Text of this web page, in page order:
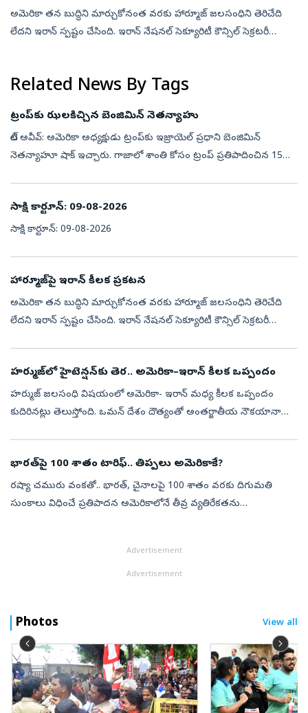
అమెరికా తన బుద్ధిని మార్చుకోనంత వరకు హార్మూజ్‌ జలసంధిని తెరిచేది
లేదని ఇరాన్‌ స్పష్టం చేసింది. ఇరాన్‌ నేషనల్‌ సెక్యూరిటీ కౌన్సిల్‌ సెక్రటరీ
Related News By Tags
ట్రంప్‌కు ఝలకిచ్చిన బెంజిమిన్‌ నెతన్యాహు
టెల్‌ అవీవ్‌: అమెరికా అధ్యక్షుడు ట్రంప్‌కు ఇజ్రాయెల్‌ ప్రధాని బెంజిమిన్‌
నెతన్యాహూ షాక్ ఇచ్చారు. గాజాలో శాంతి కోసం ట్రంప్ ప్రతిపాదించిన 15
సాక్షి కార్టూన్‌: 09-08-2026
సాక్షి కార్టూన్‌: 09-08-2026
హార్మూజ్‌పై ఇరాన్‌ కీలక ప్రకటన
అమెరికా తన బుద్ధిని మార్చుకోనంత వరకు హార్మూజ్‌ జలసంధిని తెరిచేది
లేదని ఇరాన్‌ స్పష్టం చేసింది. ఇరాన్‌ నేషనల్‌ సెక్యూరిటీ కౌన్సిల్‌ సెక్రటరీ
హర్ముజ్‌లో హైటెన్షన్‌కు తెర.. అమెరికా–ఇరాన్ కీలక ఒప్పందం
హర్ముజ్‌ జలసంధి విషయంలో అమెరికా- ఇరాన్ మధ్య కీలక ఒప్పందం
కుదిరినట్లు తెలుస్తోంది. ఒమన్‌ దేశం దౌత్యంతో అంతర్జాతీయ నౌకయానాన్ని
భారత్‌పై 100 శాతం టారిఫ్‌.. తిప్పలు అమెరికాకే?
రష్యా చమురు వంకతో.. భారత్‌, చైనాలపై 100 శాతం వరకు దిగుమతి
సుంకాలు విధించే ప్రతిపాదన అమెరికాలోనే తీవ్ర వ్యతిరేకతను
Advertisement
Advertisement
Photos View all